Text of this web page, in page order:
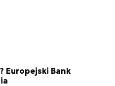
Europejski Bank